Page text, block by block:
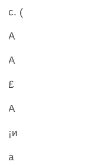
с. (
А
А
£
А
¡и
а